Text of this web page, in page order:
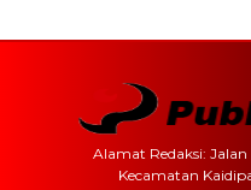
Alamat Redaksi:
Kecamatan